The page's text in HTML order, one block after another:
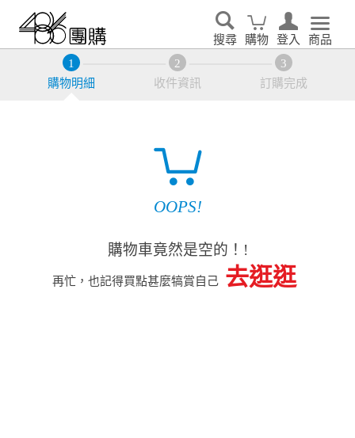
搜尋 購物 登入 商品
購物明細 收件資訊 訂購完成
OOPS!
購物車竟然是空的！!
再忙，也記得買點甚麼犒賞自己 去逛逛